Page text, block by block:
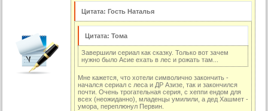
17 серия (суб)
18 серия
18 серия (суб)
Цитата: Гость Наталья
Цитата: Тома
Завершили сериал как сказку. Только вот зачем
нужно было Асие ехать в лес и рожать там...
Мне кажется, что хотели символично закончить -
начался сериал с леса и ДР Азизе, так и закончился
почти. Очень трогательная серия, с хеппи ендом для
всех (неожиданно), младенцы умилили, а дед Хашмет -
умора, переплюнул Первин.